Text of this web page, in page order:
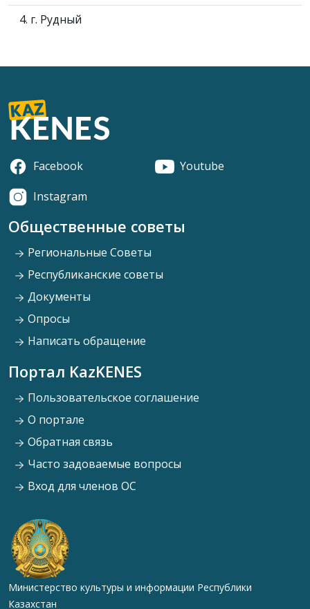
4. г. Рудный
Facebook
Youtube
Instagram
Общественные советы
Региональные Советы
Республиканские советы
Документы
Опросы
Написать обращение
Портал KazKENES
Пользовательское соглашение
О портале
Обратная связь
Часто задоваемые вопросы
Вход для членов ОС
Министерство культуры и информации Республики
Казахстан